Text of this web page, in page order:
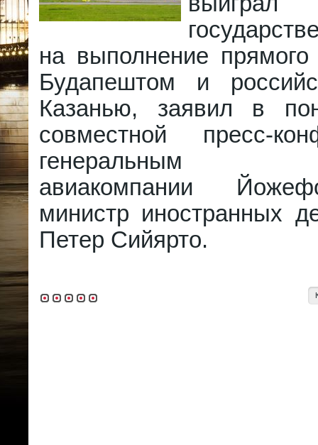
на выполнение
Будапештом и
Казанью, заявил в
совместной пресс-
генеральным
авиакомпании
министр иностранных
Петер Сийярто.